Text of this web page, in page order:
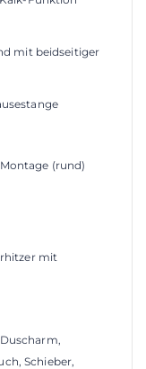
mit beidseitiger
(rund)
mit
Schieber,